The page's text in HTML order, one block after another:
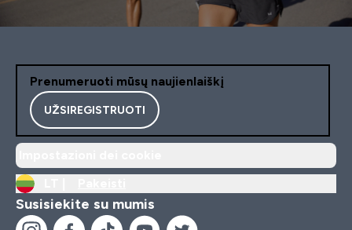
Prenumeruoti mūsų naujienlaiškį
UŽSIREGISTRUOTI
Susisiekite su mumis